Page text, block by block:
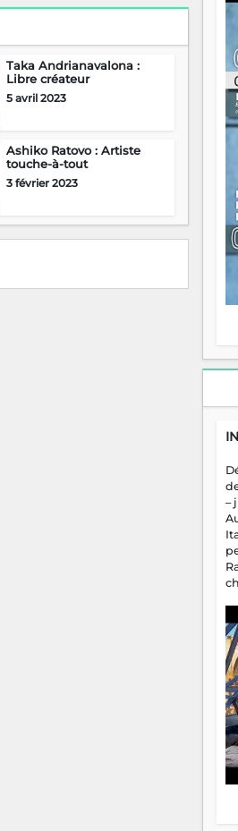
Taka Andrianavalona :
Libre créateur
5 avril 2023
Ashiko Ratovo : Artiste
touche-à-tout
3 février 2023
–